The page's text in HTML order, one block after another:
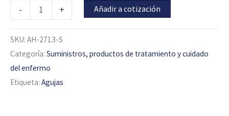
- + Añadir a cotización
SKU: AH-2713-S
Categoría: Suministros, productos de tratamiento y cuidado
del enfermo
Etiqueta: Agujas